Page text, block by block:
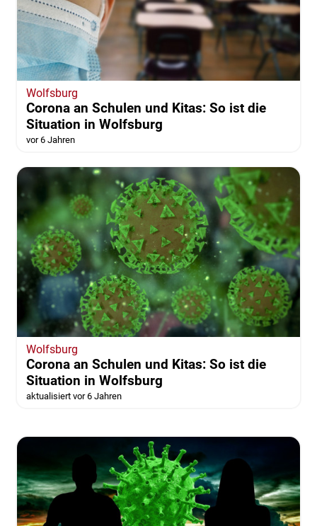
Wolfsburg
Corona an Schulen und Kitas: So ist die
Situation in Wolfsburg
vor 6 Jahren
Wolfsburg
Corona an Schulen und Kitas: So ist die
Situation in Wolfsburg
aktualisiert vor 6 Jahren